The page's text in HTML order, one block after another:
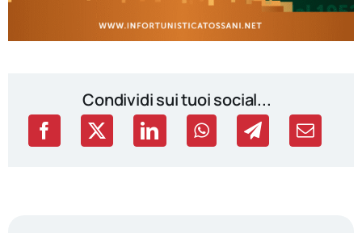
Condividi sui tuoi social...